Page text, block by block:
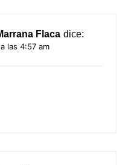
Flaca dice:
las 4:57 am